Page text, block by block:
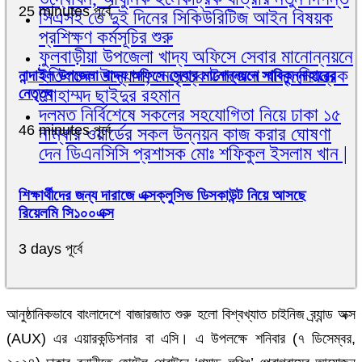
সিএসই তে দুই দিনের সিকিউরিটিজ আইন বিষয়ক
প্রশিক্ষণ কর্মসূচির শুরু
ফুলবাড়ীয়া উপজেলা খাদ্য অফিসে সেবার মানোন্নয়নে
ইতিবাচক উদ্যোগ, নেতৃত্বে উপজেলা খাদ্য নিয়ন্ত্রক
মোহাম্মদ ছাইদুর রহমান
দলমত নির্বিশেষে সকলের সহযোগিতা নিয়ে ঢাকা ১৫
নাম্বার ওয়ার্ডের সকল উন্নয়ন কাজ করার ঘোষণা
দেন ডিএনসিসি প্রশাসক মোঃ শফিকুল ইসলাম খান |
25 minutes পূর্বে
নান্দাইল উপজেলা খাদ্য অফিসে সেবার মানোন্নয়নে সাবিকুন্নাহারের
নেতৃত্ব
46 minutes পূর্বে
শিক্ষার্থীদের জন্য দারাজে এক্সক্লুসিভ ডিসকাউন্ট নিয়ে আসছে
রিয়েলমি সি১০০এক্স
3 days পূর্বে
আনুষ্ঠানিকভাবে বাংলাদেশে বাজারজাত শুরু হলো বিশ্বখ্যাত চাইনিজ ব্র্যান্ড অক্স
(AUX) এর এয়ারকন্ডিশনার বা এসি। এ উপলক্ষে শনিবার (৭ ডিসেম্বর,